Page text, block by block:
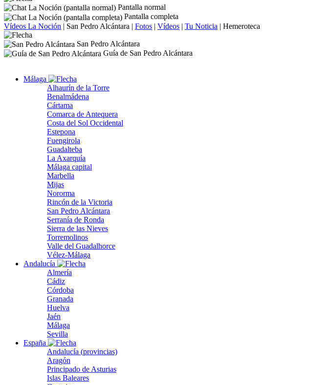
Pantalla normal
Pantalla completa
Vídeos La Noción | San Pedro Alcántara | Fotos | Vídeos | Tu Noticia | Hemeroteca
San Pedro Alcántara
Guía de San Pedro Alcántara
Málaga
Alhaurín de la Torre
Benalmádena
Cártama
Comarca de Antequera
Costa del Sol Occidental
Estepona
Fuengirola
Guadalteba
La Axarquía
Málaga capital
Marbella
Mijas
Nororma
Rincón de la Victoria
San Pedro Alcántara
Serranía de Ronda
Sierra de las Nieves
Torremolinos
Valle del Guadalhorce
Vélez-Málaga
Andalucía
Almería
Cádiz
Córdoba
Granada
Huelva
Jaén
Málaga
Sevilla
España
Andalucía (provincias)
Aragón
Principado de Asturias
Islas Baleares